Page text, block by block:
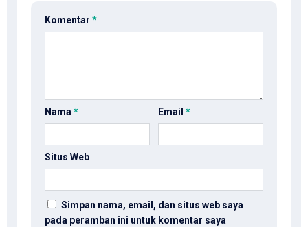
Komentar *
Nama * Email*
Situs Web
Simpan nama, email, dan situs web saya
pada peramban ini untuk komentar saya